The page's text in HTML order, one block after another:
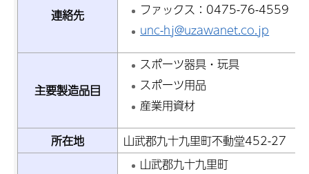
連絡先
ファックス：0475-76-4559
unc-hj@uzawanet.co.jp
主要製造品目
スポーツ器具・玩具
スポーツ用品
産業用資材
所在地 山武郡九十九里町不動堂452-27
山武郡九十九里町